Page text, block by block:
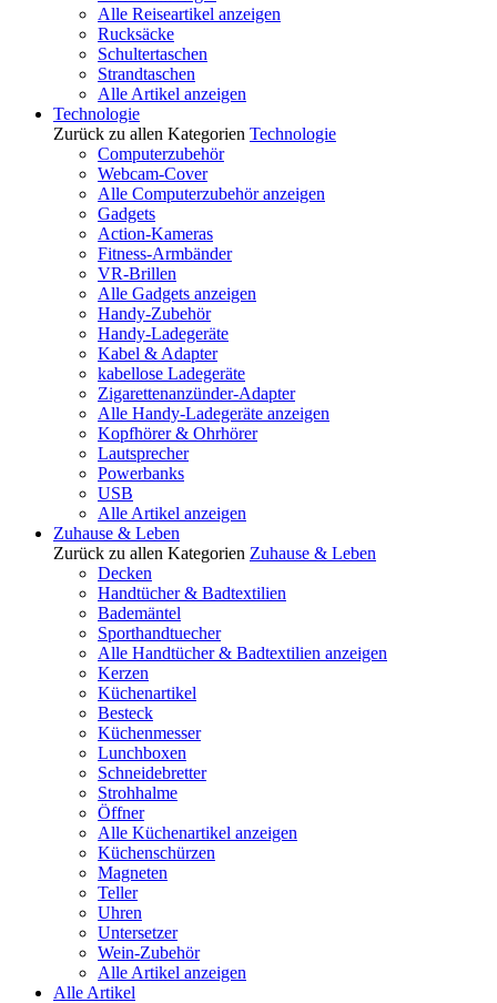
Alle Reiseartikel anzeigen
Rucksäcke
Schultertaschen
Strandtaschen
Alle Artikel anzeigen
Technologie
Zurück zu allen Kategorien Technologie
Computerzubehör
Webcam-Cover
Alle Computerzubehör anzeigen
Gadgets
Action-Kameras
Fitness-Armbänder
VR-Brillen
Alle Gadgets anzeigen
Handy-Zubehör
Handy-Ladegeräte
Kabel & Adapter
kabellose Ladegeräte
Zigarettenanzünder-Adapter
Alle Handy-Ladegeräte anzeigen
Kopfhörer & Ohrhörer
Lautsprecher
Powerbanks
USB
Alle Artikel anzeigen
Zuhause & Leben
Zurück zu allen Kategorien Zuhause & Leben
Decken
Handtücher & Badtextilien
Bademäntel
Sporthandtuecher
Alle Handtücher & Badtextilien anzeigen
Kerzen
Küchenartikel
Besteck
Küchenmesser
Lunchboxen
Schneidebretter
Strohhalme
Öffner
Alle Küchenartikel anzeigen
Küchenschürzen
Magneten
Teller
Uhren
Untersetzer
Wein-Zubehör
Alle Artikel anzeigen
Alle Artikel